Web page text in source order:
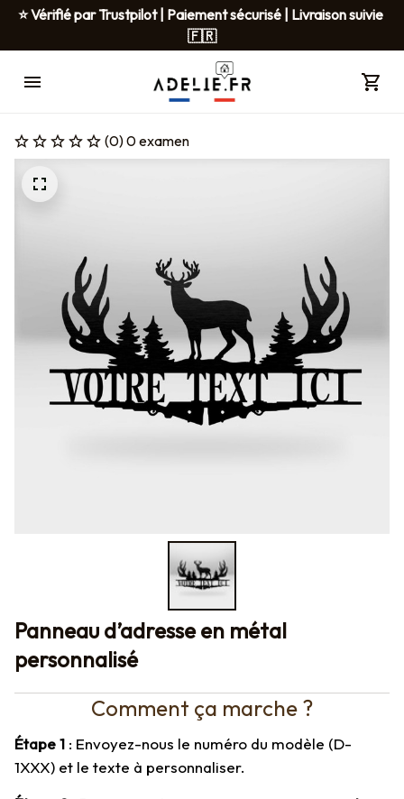
⭐ Vérifié par Trustpilot | Paiement sécurisé | Livraison suivie
🇫🇷
(0) 0 examen
Panneau d’adresse en métal
personnalisé
Comment ça marche ?
Étape 1 : Envoyez-nous le numéro du modèle (D-
1XXX) et le texte à personnaliser.